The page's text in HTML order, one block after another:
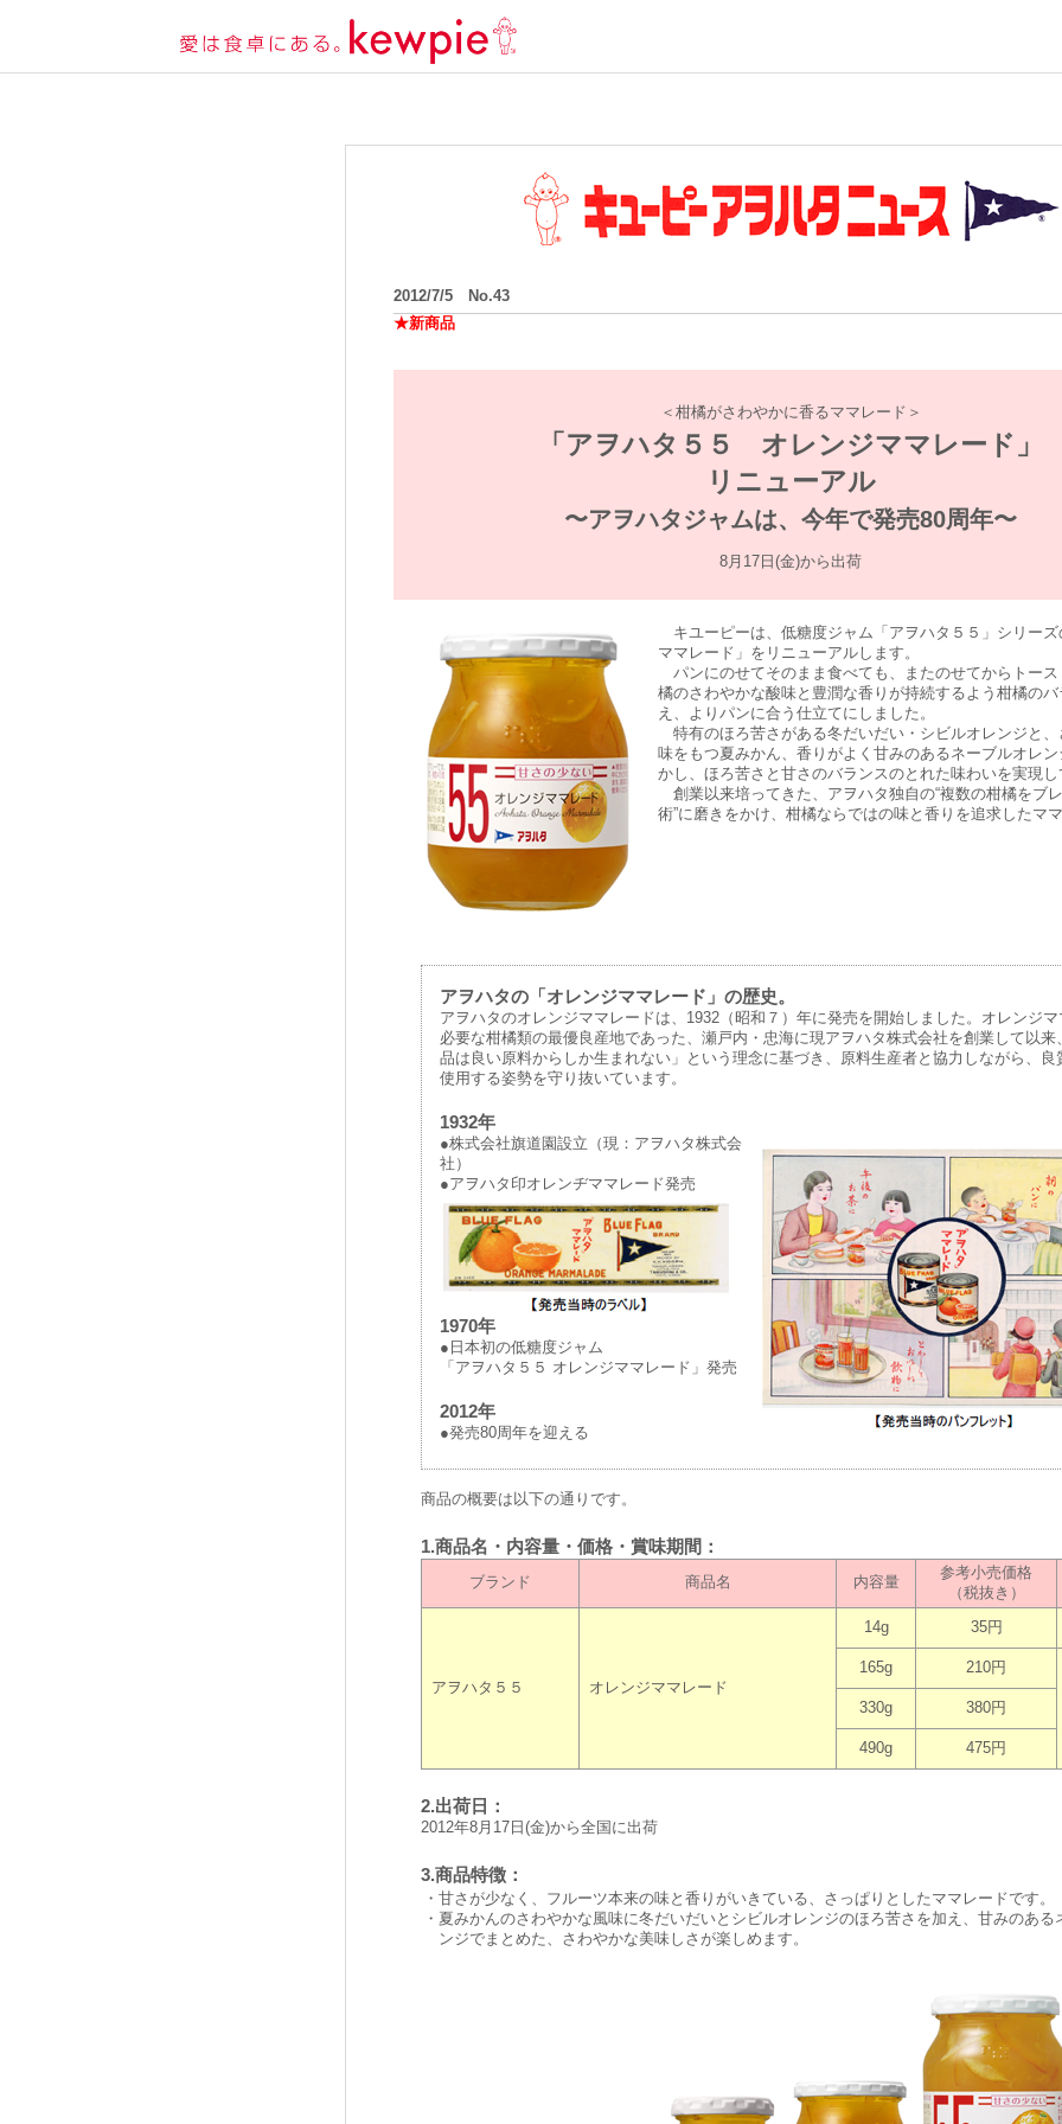
2012/7/5 No.43
★新商品
＜柑橘がさわやかに香るママレード＞
「アヲハタ５５ オレンジママレード」
リニューアル
〜アヲハタジャムは、今年で発売80周年〜
8月17日(金)から出荷
キユーピーは、低糖度ジャム「アヲハタ５５」シリーズ
ママレード」をリニューアルします。
パンにのせてそのまま食べても、またのせてからトース
橘のさわやかな酸味と豊潤な香りが持続するよう柑橘の
え、よりパンに合う仕立てにしました。
特有のほろ苦さがある冬だいだい・シビルオレンジと、
味をもつ夏みかん、香りがよく甘みのあるネーブルオレ
かし、ほろ苦さと甘さのバランスのとれた味わいを実現
創業以来培ってきた、アヲハタ独自の“複数の柑橘をブ
術”に磨きをかけ、柑橘ならではの味と香りを追求したマ
アヲハタの「オレンジママレード」の歴史。
アヲハタのオレンジママレードは、1932（昭和７）年に発売を開始しました。オレンジ
必要な柑橘類の最優良産地であった、瀬戸内・忠海に現アヲハタ株式会社を創業して以来
品は良い原料からしか生まれない」という理念に基づき、原料生産者と協力しながら、良
使用する姿勢を守り抜いています。
1932年
●株式会社旗道園設立（現：アヲハタ株式会
社）
●アヲハタ印オレンヂママレード発売
1970年
●日本初の低糖度ジャム
「アヲハタ５５ オレンジママレード」発売
2012年
●発売80周年を迎える
商品の概要は以下の通りです。
1.商品名・内容量・価格・賞味期間：
ブランド 商品名 内容量
参考小売価格
（税抜き）
アヲハタ５５ オレンジママレード
14g 35円
165g 210円
330g 380円
490g 475円
2.出荷日：
2012年8月17日(金)から全国に出荷
3.商品特徴：
・ 甘さが少なく、フルーツ本来の味と香りがいきている、さっぱりとしたママレードです。
・ 夏みかんのさわやかな風味に冬だいだいとシビルオレンジのほろ苦さを加え、甘みのある
ンジでまとめた、さわやかな美味しさが楽しめます。